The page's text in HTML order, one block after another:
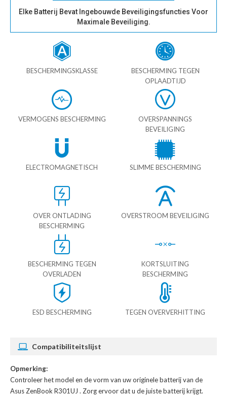
Elke Batterij Bevat Ingebouwde Beveiligingsfuncties Voor
Maximale Beveiliging.
BESCHERMINGSKLASSE
BESCHERMING TEGEN
OPLAADTIJD
VERMOGENS BESCHERMING
OVERSPANNINGS
BEVEILIGING
ELECTROMAGNETISCH SLIMME BESCHERMING
OVER ONTLADING
BESCHERMING
OVERSTROOM BEVEILIGING
BESCHERMING TEGEN
OVERLADEN
KORTSLUITING
BESCHERMING
ESD BESCHERMING TEGEN OVERVERHITTING
Compatibiliteitslijst
Opmerking:
Controleer het model en de vorm van uw originele batterij van de
Asus ZenBook R301UJ . Zorg ervoor dat u de juiste batterij krijgt.